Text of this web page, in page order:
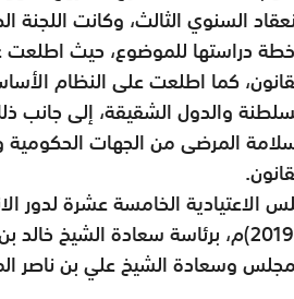
السنوي الثالث، وكانت
خطة دراستها للموضوع، حيث
كما اطلعت على النظام
والدول الشقيقة، إلى جانب
المرضى من الجهات الحكومية
من الفترة الثامنة (2015-2019)م، برئاسة
وسعادة الشيخ علي بن ناصر